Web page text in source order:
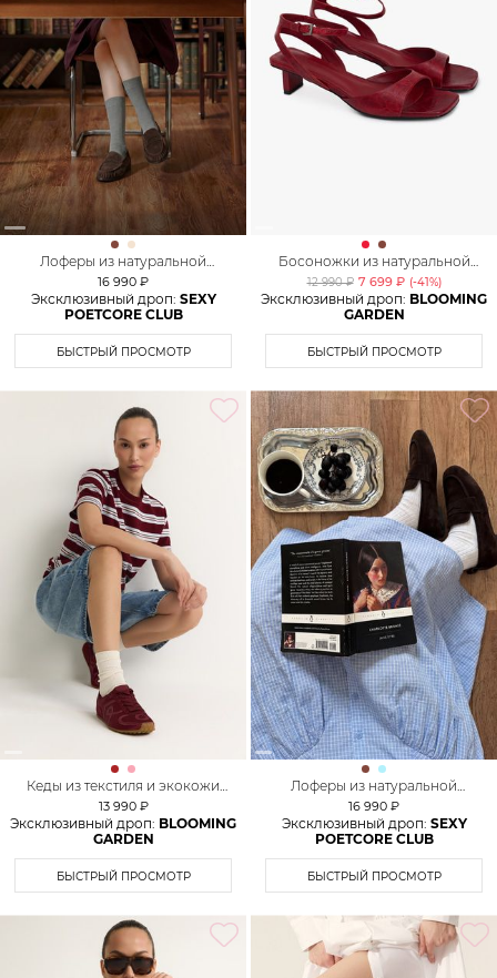
Лоферы из натуральной
замши Lera Nena
16 990 ₽
Эксклюзивный дроп: SEXY
POETCORE CLUB
БЫСТРЫЙ ПРОСМОТР
Босоножки из натуральной
кожи Lera Nena
12 990 ₽ 7 699 ₽ (-41%)
Эксклюзивный дроп: BLOOMING
GARDEN
БЫСТРЫЙ ПРОСМОТР
Кеды из текстиля и экокожи
Lera Nena Unreal
13 990 ₽
Эксклюзивный дроп: BLOOMING
GARDEN
БЫСТРЫЙ ПРОСМОТР
Лоферы из натуральной
замши Lera Nena
16 990 ₽
Эксклюзивный дроп: SEXY
POETCORE CLUB
БЫСТРЫЙ ПРОСМОТР